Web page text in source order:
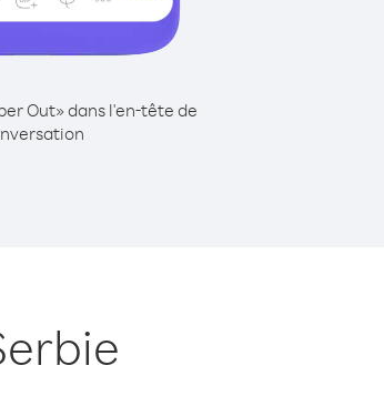
Out» dans l'en-tête de